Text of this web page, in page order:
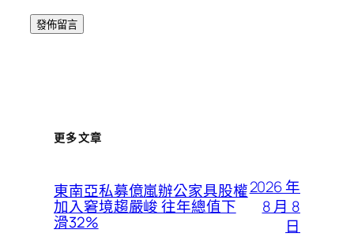
更多文章
東南亞私募億嵐辦公家具股權
加入窘境趨嚴峻 往年總值下
滑32%
2026 年
8 月 8
日